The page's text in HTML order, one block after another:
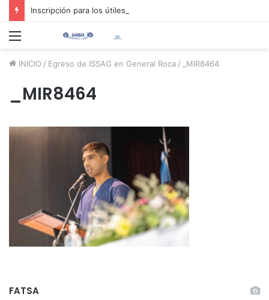
Inscripción para los útiles escolares 2026 📚✏️
Menú
INICIO / Egreso de ISSAG en General Roca / _MIR8464
_MIR8464
FATSA